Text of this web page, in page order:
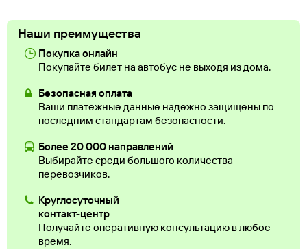
Наши преимущества
Покупка онлайн
Покупайте билет на автобус не выходя из дома.
Безопасная оплата
Ваши платежные данные надежно защищены по
последним стандартам безопасности.
Более 20 000 направлений
Выбирайте среди большого количества
перевозчиков.
Круглосуточный
контакт-центр
Получайте оперативную консультацию в любое
время.